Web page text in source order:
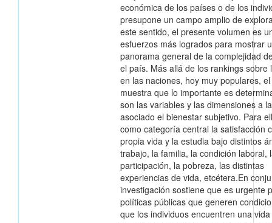
económica de los países o de los
presupone un campo amplio de
este sentido, el presente volumen es
esfuerzos más logrados para mostrar
panorama general de la complejidad
el país. Más allá de los rankings sobre
en las naciones, hoy muy populares,
muestra que lo importante es
son las variables y las dimensiones a
asociado el bienestar subjetivo. Para
como categoría central la satisfacción
propia vida y la estudia bajo distintos
trabajo, la familia, la condición laboral,
participación, la pobreza, las distintas
experiencias de vida, etcétera.En
investigación sostiene que es urgente
políticas públicas que generen
que los individuos encuentren una vida